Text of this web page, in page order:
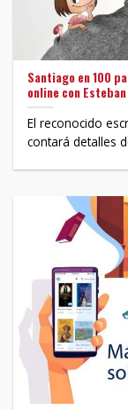
Santiago en 100
online con
El reconocido
contará detalles